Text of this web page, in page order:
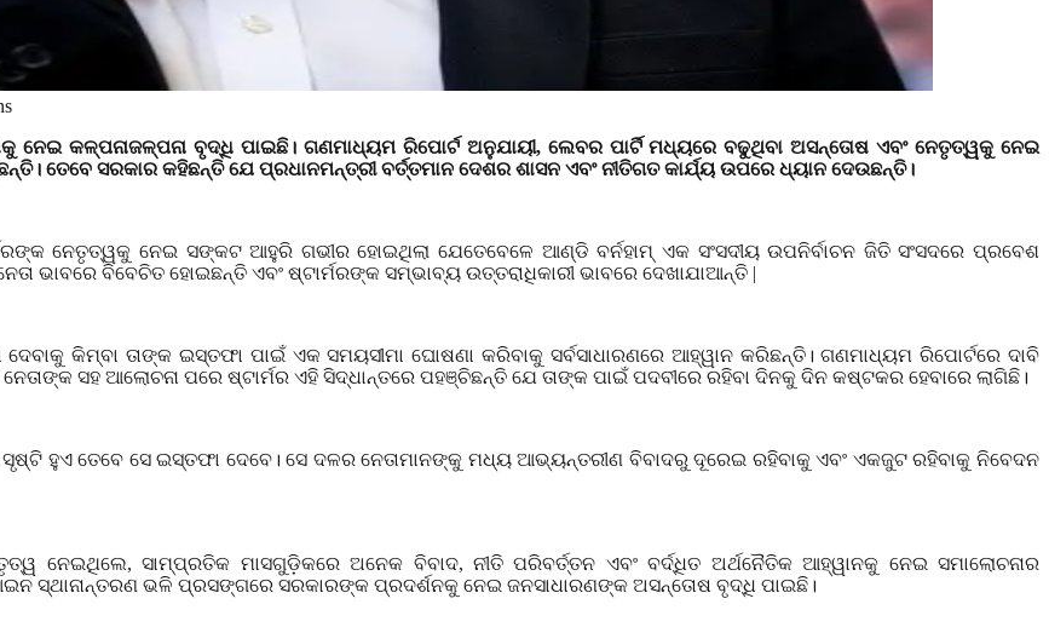
ନେଇ କଳ୍ପନାଜଳ୍ପନା ବୃଦ୍ଧି ପାଇଛି। ଗଣମାଧ୍ୟମ ରିପୋର୍ଟ ଅନୁଯାୟୀ, ଲେବର ପାର୍ଟି ମଧ୍ୟରେ ବଢୁଥିବା ଅସନ୍ତୋଷ ଏବଂ ନେତୃତ୍ୱକୁ ନେଇ
ତେବେ ସରକାର କହିଛନ୍ତି ଯେ ପ୍ରଧାନମନ୍ତ୍ରୀ ବର୍ତ୍ତମାନ ଦେଶର ଶାସନ ଏବଂ ନୀତିଗତ କାର୍ଯ୍ୟ ଉପରେ ଧ୍ୟାନ ଦେଉଛନ୍ତି।
ନେତୃତ୍ୱକୁ ନେଇ ସଙ୍କଟ ଆହୁରି ଗଭୀର ହୋଇଥିଲା ଯେତେବେଳେ ଆଣ୍ଡି ବର୍ନହାମ୍ ଏକ ସଂସଦୀୟ ଉପନିର୍ବାଚନ ଜିତି ସଂସଦରେ ପ୍ରବେଶ
ଭାବରେ ବିବେଚିତ ହୋଇଛନ୍ତି ଏବଂ ଷ୍ଟାର୍ମରଙ୍କ ସମ୍ଭାବ୍ୟ ଉତ୍ତରାଧିକାରୀ ଭାବରେ ଦେଖାଯାଆନ୍ତି |
ଦେବାକୁ କିମ୍ବା ତାଙ୍କ ଇସ୍ତଫା ପାଇଁ ଏକ ସମୟସୀମା ଘୋଷଣା କରିବାକୁ ସର୍ବସାଧାରଣରେ ଆହ୍ୱାନ କରିଛନ୍ତି। ଗଣମାଧ୍ୟମ ରିପୋର୍ଟରେ ଦାବି
ସହ ଆଲୋଚନା ପରେ ଷ୍ଟାର୍ମର ଏହି ସିଦ୍ଧାନ୍ତରେ ପହଞ୍ଚିଛନ୍ତି ଯେ ତାଙ୍କ ପାଇଁ ପଦବୀରେ ରହିବା ଦିନକୁ ଦିନ କଷ୍ଟକର ହେବାରେ ଲାଗିଛି।
ହୁଏ ତେବେ ସେ ଇସ୍ତଫା ଦେବେ। ସେ ଦଳର ନେତାମାନଙ୍କୁ ମଧ୍ୟ ଆଭ୍ୟନ୍ତରୀଣ ବିବାଦରୁ ଦୂରେଇ ରହିବାକୁ ଏବଂ ଏକଜୁଟ ରହିବାକୁ ନିବେଦନ
ନେଇଥିଲେ,ସାମ୍ପ୍ରତିକ ମାସଗୁଡ଼ିକରେ ଅନେକ ବିବାଦ,ନୀତି ପରିବର୍ତ୍ତନ ଏବଂ ବର୍ଦ୍ଧିତ ଅର୍ଥନୈତିକ ଆହ୍ୱାନକୁ ନେଇ ସମାଲୋଚନାର
ସ୍ଥାନାନ୍ତରଣ ଭଳି ପ୍ରସଙ୍ଗରେ ସରକାରଙ୍କ ପ୍ରଦର୍ଶନକୁ ନେଇ ଜନସାଧାରଣଙ୍କ ଅସନ୍ତୋଷ ବୃଦ୍ଧି ପାଇଛି।